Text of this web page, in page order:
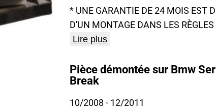
* UNE GARANTIE DE 24 MOIS EST
D'UN MONTAGE DANS LES
Lire plus
Pièce démontée sur Bmw
Break
10/2008 - 12/2011